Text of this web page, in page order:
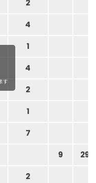
2
4
1
4
2
1
7
9 29
2
す